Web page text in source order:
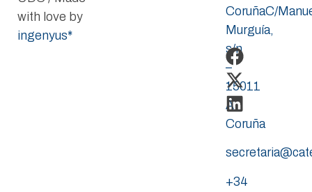
CoruñaC/
Murguía,
s/n
–
15011
A
Coruña
+34
with love by
ingenyus*